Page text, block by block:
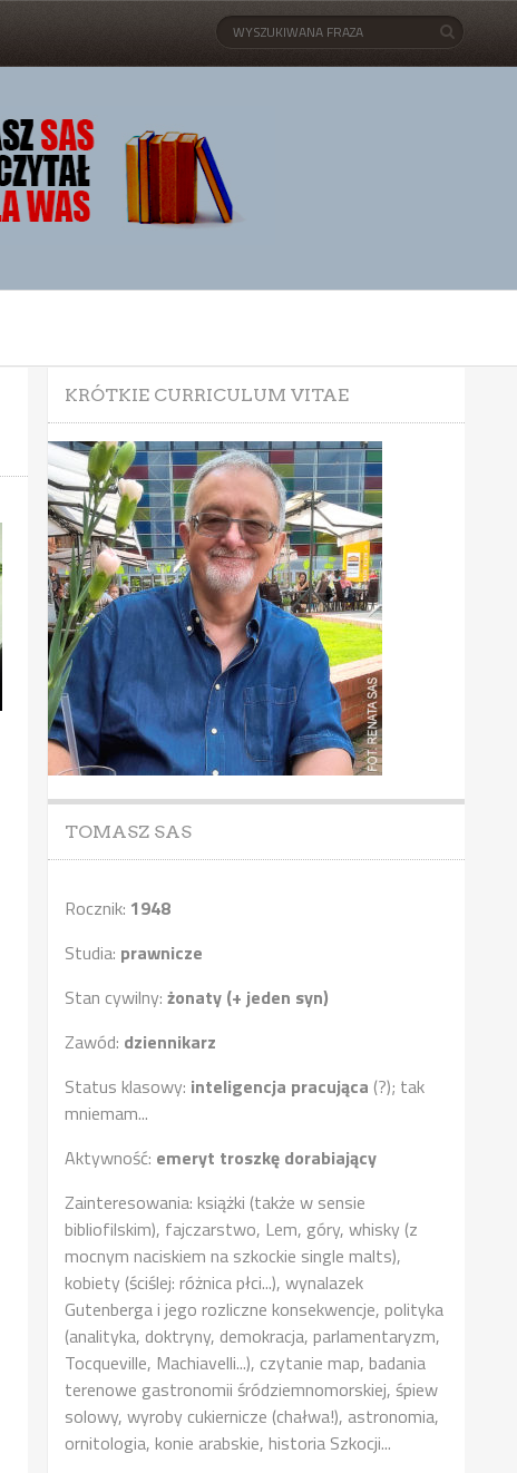
KRÓTKIE CURRICULUM VITAE
TOMASZ SAS
Rocznik: 1948
Studia: prawnicze
Stan cywilny: żonaty (+ jeden syn)
Zawód: dziennikarz
Status klasowy: inteligencja pracująca (?); tak
mniemam...
Aktywność: emeryt troszkę dorabiający
Zainteresowania: książki (także w sensie
bibliofilskim), fajczarstwo, Lem, góry, whisky (z
mocnym naciskiem na szkockie single malts),
kobiety (ściślej: różnica płci...), wynalazek
Gutenberga i jego rozliczne konsekwencje, polityka
(analityka, doktryny, demokracja, parlamentaryzm,
Tocqueville, Machiavelli...), czytanie map, badania
terenowe gastronomii śródziemnomorskiej, śpiew
solowy, wyroby cukiernicze (chałwa!), astronomia,
ornitologia, konie arabskie, historia Szkocji...